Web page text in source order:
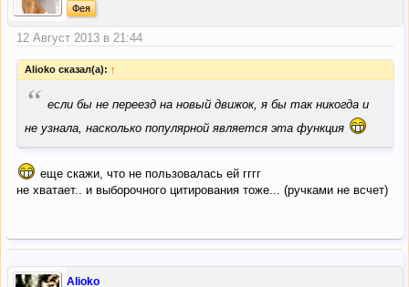
Фея
12 Август 2013 в 21:44
Alioko сказал(а): ↑
“ если бы не переезд на новый движок, я бы так никогда и
не узнала, насколько популярной является эта функция
еще скажи, что не пользовалась ей гггг
не хватает.. и выборочного цитирования тоже... (ручками не всчет)
Alioko